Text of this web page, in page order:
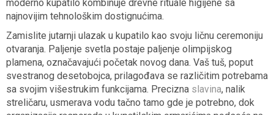
moderno kupatilo kombinuje drevne rituale higijene sa
najnovijim tehnološkim dostignućima.
Zamislite jutarnji ulazak u kupatilo kao svoju ličnu ceremoniju
otvaranja. Paljenje svetla postaje paljenje olimpijskog
plamena, označavajući početak novog dana. Vaš tuš, poput
svestranog desetobojca, prilagođava se različitim potrebama
sa svojim višestrukim funkcijama. Precizna slavina, nalik
streličaru, usmerava vodu tačno tamo gde je potrebno, dok